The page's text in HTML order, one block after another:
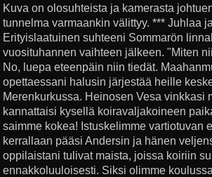
Kuva on olosuhteista ja kamerasta
tunnelma varmaankin välittyy. *** Juhlaa
Erityislaatuinen suhteeni Sommarön
vuosituhannen vaihteen jälkeen. "Miten
No, luepa eteenpäin niin tiedät.
opettaessani halusin järjestää heille
Merenkurkussa. Heinosen Vesa vinkkasi
kannattaisi kysellä koiravaljakoineen
saimme kokea! Istuskelimme vartiotuvan
kerrallaan pääsi Andersin ja hänen
oppilaistani tulivat maista, joissa koiriin
ennakkoluuloisesti. Siksi olimme